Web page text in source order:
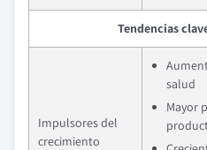
Tendencias
Impulsores del
crecimiento
salud
Mayor